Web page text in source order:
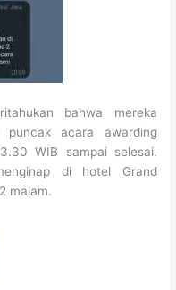
bahwa mereka
puncak acara awarding
WIB sampai selesai.
di hotel Grand
malam.